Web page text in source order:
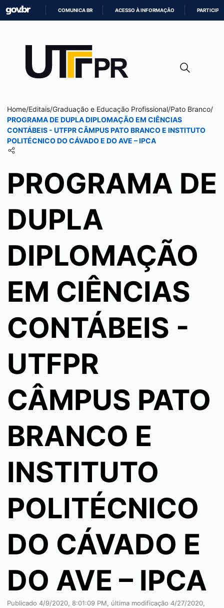
CONTEÚDO
COMUNICA BR ACESSO À INFORMAÇÃO PARTICIPE
Home/Editais/Graduação e Educação Profissional/Pato Branco/
PROGRAMA DE DUPLA DIPLOMAÇÃO EM CIÊNCIAS
CONTÁBEIS - UTFPR CÂMPUSPATO BRANCOE INSTITUTO
POLITÉCNICO DO CÁVADO E DO AVE – IPCA
PROGRAMA DE
DUPLA
DIPLOMAÇÃO
EM CIÊNCIAS
CONTÁBEIS -
UTFPR
CÂMPUS PATO
BRANCO E
INSTITUTO
POLITÉCNICO
DO CÁVADO E
DO AVE – IPCA
Publicado 4/9/2020, 8:01:09 PM , última modificação 4/27/2020,